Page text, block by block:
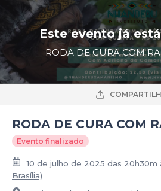
Este evento já
RODA DE CURA COM
RODA DE CURA COM
Evento finalizado
10 de julho de 2025 das 20h30m
Brasília)